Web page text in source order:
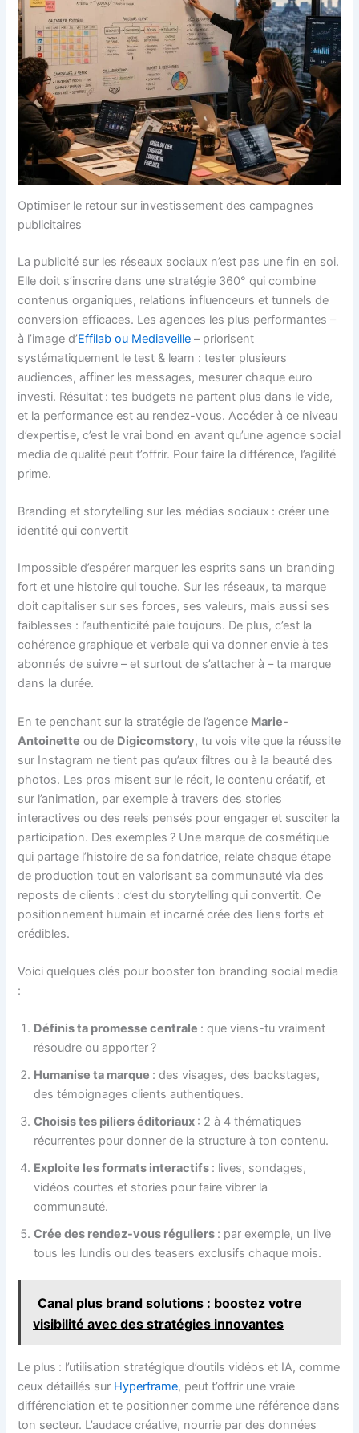
Optimiser le retour sur investissement des campagnes
publicitaires
La publicité sur les réseaux sociaux n’est pas une fin en soi.
Elle doit s’inscrire dans une stratégie 360° qui combine
contenus organiques, relations influenceurs et tunnels de
conversion efficaces. Les agences les plus performantes –
à l’image d’Effilab ou Mediaveille – priorisent
systématiquement le test & learn : tester plusieurs
audiences, affiner les messages, mesurer chaque euro
investi. Résultat : tes budgets ne partent plus dans le vide,
et la performance est au rendez-vous. Accéder à ce niveau
d’expertise, c’est le vrai bond en avant qu’une agence social
media de qualité peut t’offrir. Pour faire la différence, l’agilité
prime.
Branding et storytelling sur les médias sociaux : créer une
identité qui convertit
Impossible d’espérer marquer les esprits sans un branding
fort et une histoire qui touche. Sur les réseaux, ta marque
doit capitaliser sur ses forces, ses valeurs, mais aussi ses
faiblesses : l’authenticité paie toujours. De plus, c’est la
cohérence graphique et verbale qui va donner envie à tes
abonnés de suivre – et surtout de s’attacher à – ta marque
dans la durée.
En te penchant sur la stratégie de l’agence Marie-
Antoinette ou de Digicomstory, tu vois vite que la réussite
sur Instagram ne tient pas qu’aux filtres ou à la beauté des
photos. Les pros misent sur le récit, le contenu créatif, et
sur l’animation, par exemple à travers des stories
interactives ou des reels pensés pour engager et susciter la
participation. Des exemples ? Une marque de cosmétique
qui partage l’histoire de sa fondatrice, relate chaque étape
de production tout en valorisant sa communauté via des
reposts de clients : c’est du storytelling qui convertit. Ce
positionnement humain et incarné crée des liens forts et
crédibles.
Voici quelques clés pour booster ton branding social media
:
Définis ta promesse centrale : que viens-tu vraiment
résoudre ou apporter ?
Humanise ta marque : des visages, des backstages,
des témoignages clients authentiques.
Choisis tes piliers éditoriaux : 2 à 4 thématiques
récurrentes pour donner de la structure à ton contenu.
Exploite les formats interactifs : lives, sondages,
vidéos courtes et stories pour faire vibrer la
communauté.
Crée des rendez-vous réguliers : par exemple, un live
tous les lundis ou des teasers exclusifs chaque mois.
Canal plus brand solutions : boostez votre
visibilité avec des stratégies innovantes
Le plus : l’utilisation stratégique d’outils vidéos et IA, comme
ceux détaillés sur Hyperframe, peut t’offrir une vraie
différenciation et te positionner comme une référence dans
ton secteur. L’audace créative, nourrie par des données